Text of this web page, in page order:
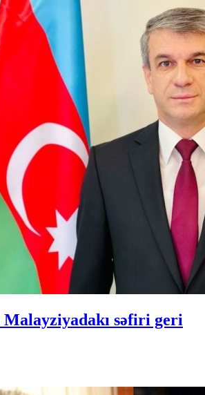
Malayziyadakı səfiri geri